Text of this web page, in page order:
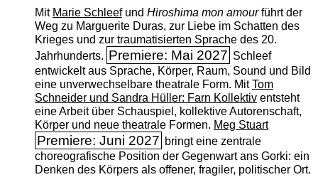
Mit Marie Schleefund Hiroshima mon amourführt der
Weg zu Marguerite Duras, zur Liebe im Schatten des
Krieges und zur traumatisierten Sprache des 20.
Jahrhunderts. Premiere: Mai 2027 Schleef
entwickelt aus Sprache, Körper, Raum, Sound und Bild
eine unverwechselbare theatrale Form. MitTom
Schneider und Sandra Hüller: Farn Kollektiventsteht
eine Arbeit über Schauspiel, kollektive Autorenschaft,
Körper und neue theatrale Formen. Meg Stuart
Premiere: Juni 2027 bringt eine zentrale
choreografische Position der Gegenwart ans Gorki: ein
Denken des Körpers als offener, fragiler, politischer Ort.